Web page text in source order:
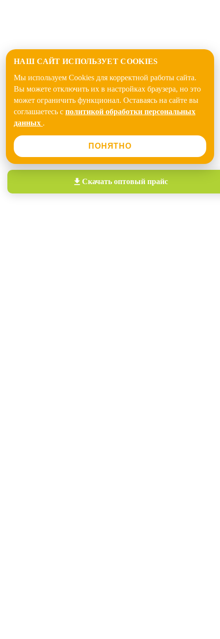
НАШ САЙТ ИСПОЛЬЗУЕТ COOKIES
Мы используем Cookies для корректной работы сайта.
Вы можете отключить их в настройках браузера, но это
может ограничить функционал. Оставаясь на сайте вы
соглашаетесь с политикой обработки персональных
данных .
ПОНЯТНО
Скачать оптовый прайс